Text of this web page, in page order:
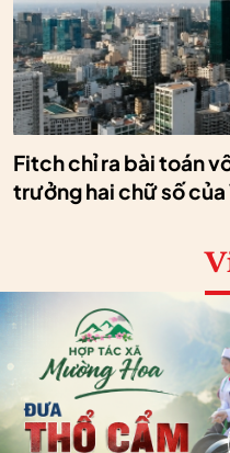
Fitch chỉ ra bài toán
trưởng hai chữ số của